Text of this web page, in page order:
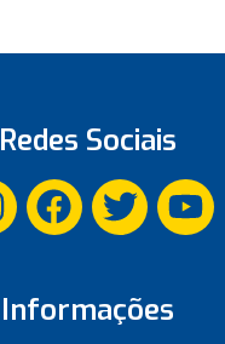
Redes Sociais
Informações